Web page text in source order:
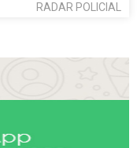
RADAR POLICIAL